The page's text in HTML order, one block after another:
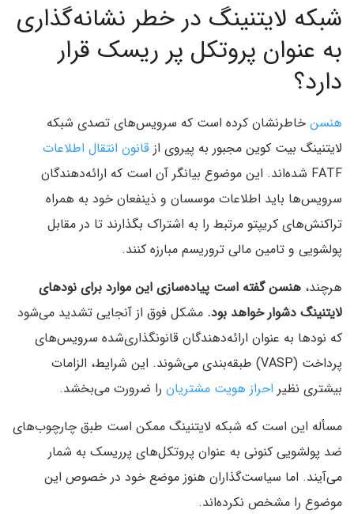
شبکه لایتنینگ در خطر نشانه‌گذاری
به عنوان پروتکل پر ریسک قرار
دارد؟
هنسن خاطرنشان کرده است که سرویس‌های تصدی شبکه
لایتنینگ بیت کوین مجبور به پیروی از قانون انتقال اطلاعات
FATF شده‌اند. این موضوع بیانگر آن است که ارائه‌دهندگان
سرویس‌ها باید اطلاعات موسسان و ذینفعان خود به همراه
تراکنش‌های کریپتو مرتبط را به اشتراک بگذارند تا در مقابل
پولشویی و تامین مالی تروریسم مبارزه کنند.
هرچند، هنسن گفته است پیاده‌سازی این موارد برای نودهای
لایتنینگ دشوار خواهد بود. مشکل فوق از آنجایی تشدید می‌شود
که نودها به عنوان ارائه‌دهندگان قانونگذاری‌شده سرویس‌های
پرداخت (VASP) طبقه‌بندی می‌شوند. این شرایط، الزامات
بیشتری نظیر احراز هویت مشتریان را ضرورت می‌بخشد.
مسأله این است که شبکه لایتنینگ ممکن است طبق چارچوب‌های
ضد پولشویی کنونی به عنوان پروتکل‌های پرریسک به شمار
می‌آیند. اما سیاست‌گذاران هنوز موضع خود در خصوص این
موضوع را مشخص نکرده‌اند.